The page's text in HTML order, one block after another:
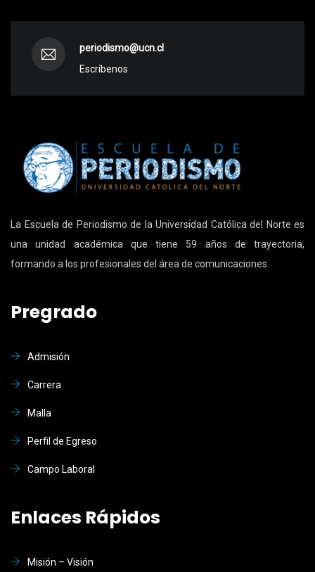
periodismo@ucn.cl
Escríbenos
La Escuela de Periodismo de la Universidad Católica del Norte es
una unidad académica que tiene 59 años de trayectoria,
formando a los profesionales del área de comunicaciones.
Pregrado
Admisión
Carrera
Malla
Perfil de Egreso
Campo Laboral
Enlaces Rápidos
Misión – Visión